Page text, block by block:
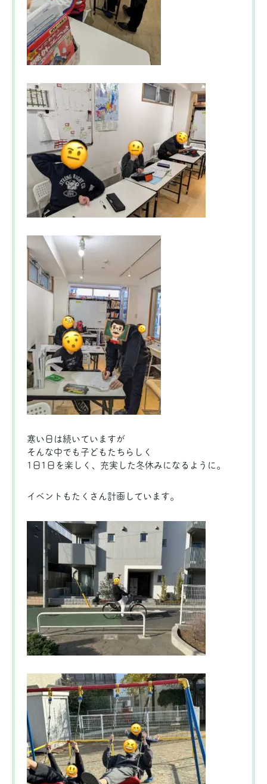
寒い日は続いていますが
そんな中でも子どもたちらしく
1日1日を楽しく、充実した冬休みになるように。
イベントもたくさん計画しています。